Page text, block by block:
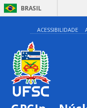
BRASIL
ACESSIBILIDADE